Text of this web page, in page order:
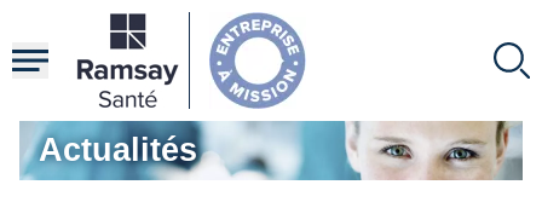
contenu
principal
Actualités